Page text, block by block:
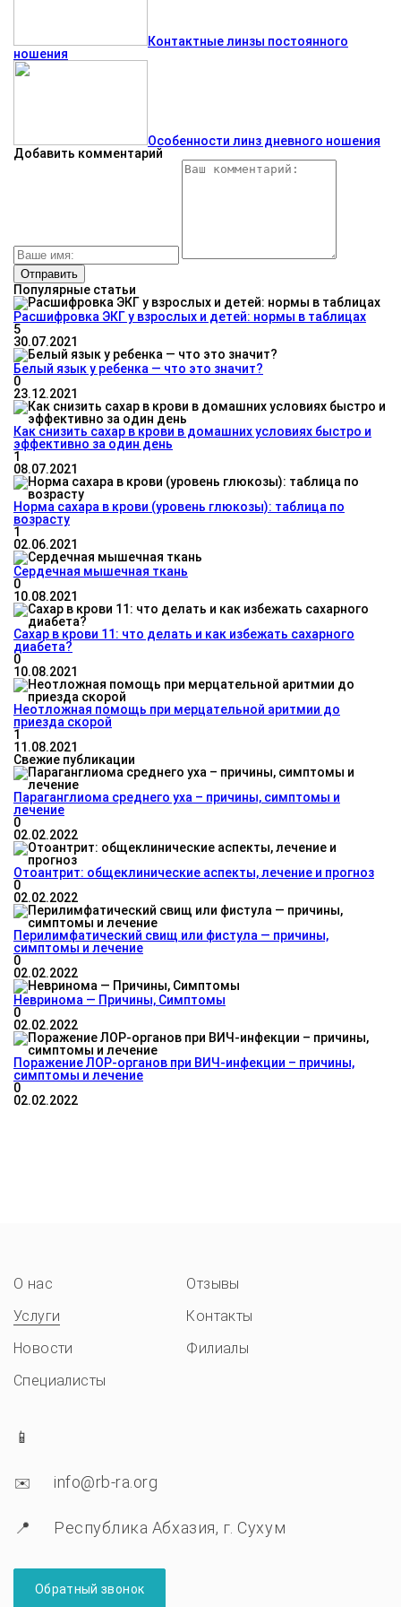
Контактные линзы постоянного
ношения
Особенности линз дневного ношения
Добавить комментарий
Популярные статьи
Расшифровка ЭКГ у взрослых и детей: нормы в таблицах
5
30.07.2021
Белый язык у ребенка — что это значит?
0
23.12.2021
Как снизить сахар в крови в домашних условиях быстро и
эффективно за один день
1
08.07.2021
Норма сахара в крови (уровень глюкозы): таблица по
возрасту
1
02.06.2021
Сердечная мышечная ткань
0
10.08.2021
Сахар в крови 11: что делать и как избежать сахарного
диабета?
0
10.08.2021
Неотложная помощь при мерцательной аритмии до
приезда скорой
1
11.08.2021
Свежие публикации
Параганглиома среднего уха – причины, симптомы и
лечение
0
02.02.2022
Отоантрит: общеклинические аспекты, лечение и прогноз
0
02.02.2022
Перилимфатический свищ или фистула — причины,
симптомы и лечение
0
02.02.2022
Невринома — Причины, Симптомы
0
02.02.2022
Поражение ЛОР-органов при ВИЧ-инфекции – причины,
симптомы и лечение
0
02.02.2022
О нас
Услуги
Новости
Специалисты
Отзывы
Контакты
Филиалы
info@rb-ra.org
Республика Абхазия, г. Сухум
Обратный звонок